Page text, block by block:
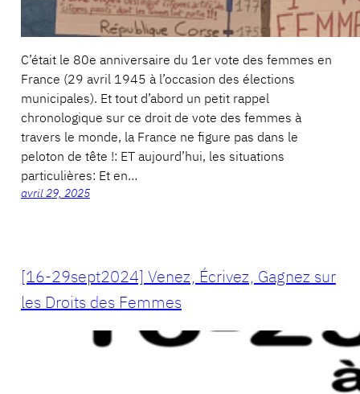
C’était le 80e anniversaire du 1er vote des femmes en
France (29 avril 1945 à l’occasion des élections
municipales). Et tout d’abord un petit rappel
chronologique sur ce droit de vote des femmes à
travers le monde, la France ne figure pas dans le
peloton de tête !: ET aujourd’hui, les situations
particulières: Et en…
avril 29, 2025
[16-29sept2024] Venez, Écrivez, Gagnez sur
les Droits des Femmes